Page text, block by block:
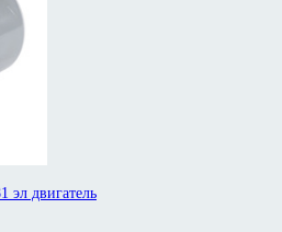
двигатель